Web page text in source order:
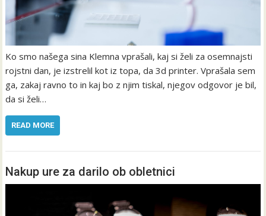
Ko smo našega sina Klemna vprašali, kaj si želi za osemnajsti
rojstni dan, je izstrelil kot iz topa, da 3d printer. Vprašala sem
ga, zakaj ravno to in kaj bo z njim tiskal, njegov odgovor je bil,
da si želi…
READ MORE
Nakup ure za darilo ob obletnici